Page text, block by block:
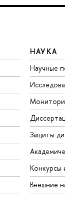
НАУКА
Научные
Защиты
Конкурсы
Внешние